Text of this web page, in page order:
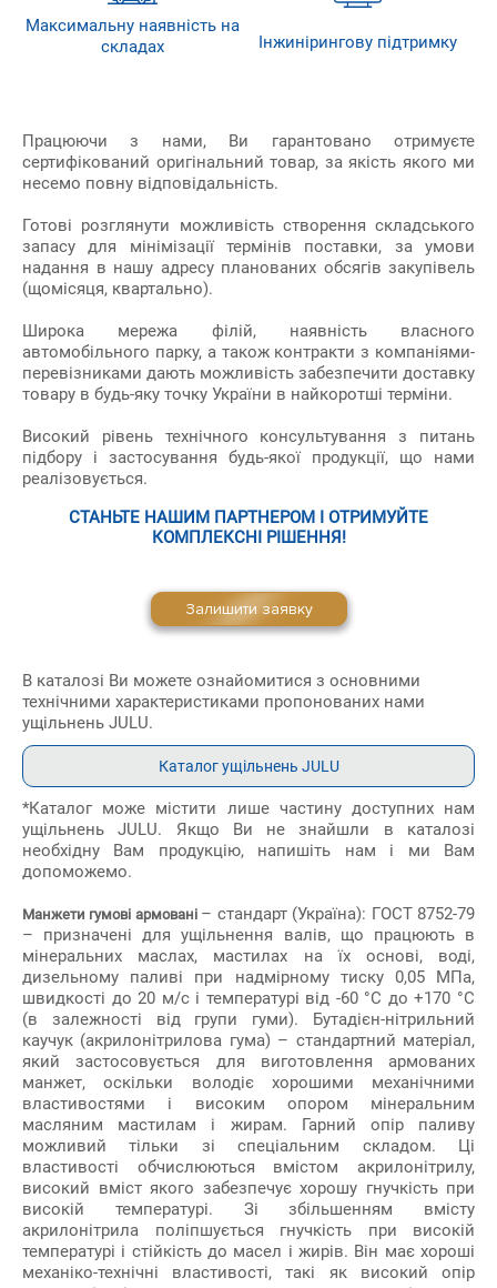
Максимальну наявність на
складах
Інжинірингову підтримку
Працюючи з нами, Ви гарантовано отримуєте
сертифікований оригінальний товар, за якість якого ми
несемо повну відповідальність.
Готові розглянути можливість створення складського
запасу для мінімізації термінів поставки, за умови
надання в нашу адресу планованих обсягів закупівель
(щомісяця, квартально).
Широка мережа філій, наявність власного
автомобільного парку, а також контракти з компаніями-
перевізниками дають можливість забезпечити доставку
товару в будь-яку точку України в найкоротші терміни.
Високий рівень технічного консультування з питань
підбору і застосування будь-якої продукції, що нами
реалізовується.
СТАНЬТЕ НАШИМ ПАРТНЕРОМ І ОТРИМУЙТЕ
КОМПЛЕКСНІ РІШЕННЯ!
Залишити заявку
В каталозі Ви можете ознайомитися з основними
технічними характеристиками пропонованих нами
ущільнень JULU.
Каталог ущільнень JULU
*Каталог може містити лише частину доступних нам
ущільнень JULU. Якщо Ви не знайшли в каталозі
необхідну Вам продукцію, напишіть нам і ми Вам
допоможемо.
Манжети гумові армовані – стандарт (Україна): ГОСТ 8752-79
– призначені для ущільнення валів, що працюють в
мінеральних маслах, мастилах на їх основі, воді,
дизельному паливі при надмірному тиску 0,05 МПа,
швидкості до 20 м/с і температурі від -60 °С до +170 °С
(в залежності від групи гуми). Бутадієн-нітрильний
каучук (акрилонітрилова гума) – стандартний матеріал,
який застосовується для виготовлення армованих
манжет, оскільки володіє хорошими механічними
властивостями і високим опором мінеральним
масляним мастилам і жирам. Гарний опір паливу
можливий тільки зі спеціальним складом. Ці
властивості обчислюються вмістом акрилонітрилу,
високий вміст якого забезпечує хорошу гнучкість при
високій температурі. Зі збільшенням вмісту
акрилонітрила поліпшується гнучкість при високій
температурі і стійкість до масел і жирів. Він має хороші
механіко-технічні властивості, такі як високий опір